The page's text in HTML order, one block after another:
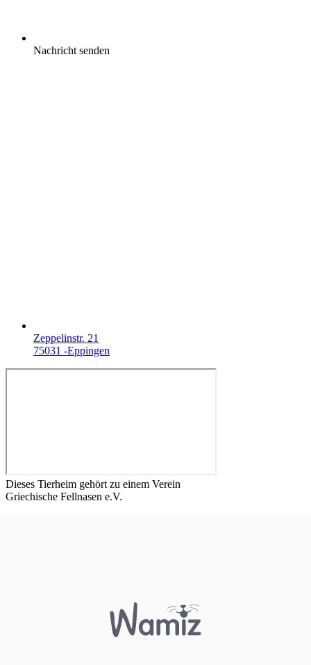
Nachricht senden
Zeppelinstr. 21
75031 -Eppingen
Dieses Tierheim gehört zu einem Verein
Griechische Fellnasen e.V.